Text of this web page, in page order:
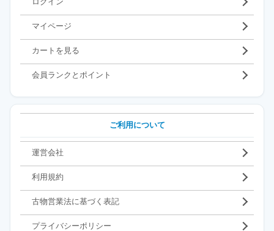
マイページ
カートを見る
会員ランクとポイント
ご利用について
運営会社
利用規約
古物営業法に基づく表記
プライバシーポリシー